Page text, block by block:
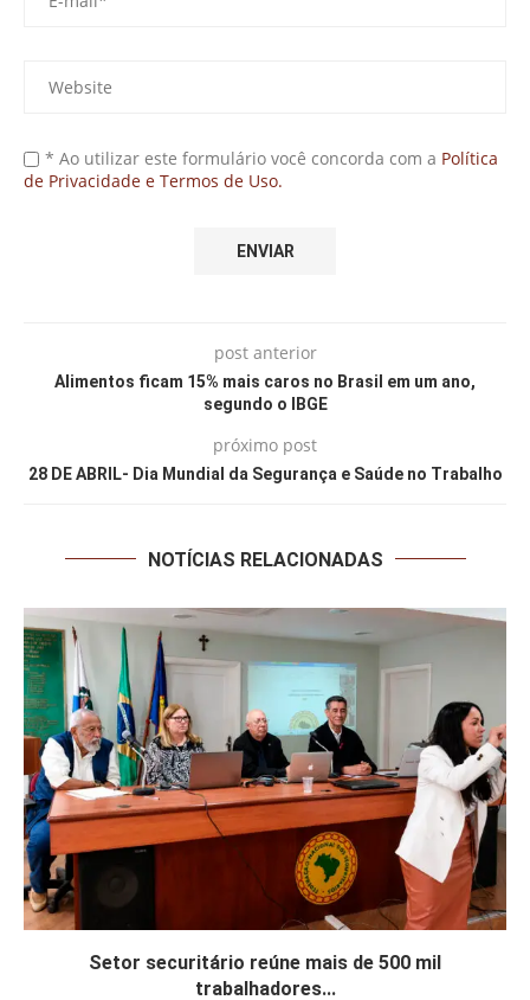
* Ao utilizar este formulário você concorda com a Política
de Privacidade e Termos de Uso.
post anterior
Alimentos ficam 15% mais caros no Brasil em um ano,
segundo o IBGE
próximo post
28 DE ABRIL- Dia Mundial da Segurança e Saúde no Trabalho
NOTÍCIAS RELACIONADAS
Setor securitário reúne mais de 500 mil
trabalhadores...